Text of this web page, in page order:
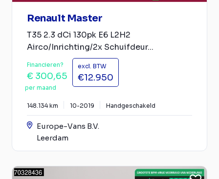
Renault Master
T35 2.3 dCi 130pk E6 L2H2
Airco/Inrichting/2x Schuifdeur...
Financieren?
€ 300,65
per maand
excl. BTW
€12.950
148.134 km 10-2019 Handgeschakeld
Europe-Vans B.V.
Leerdam